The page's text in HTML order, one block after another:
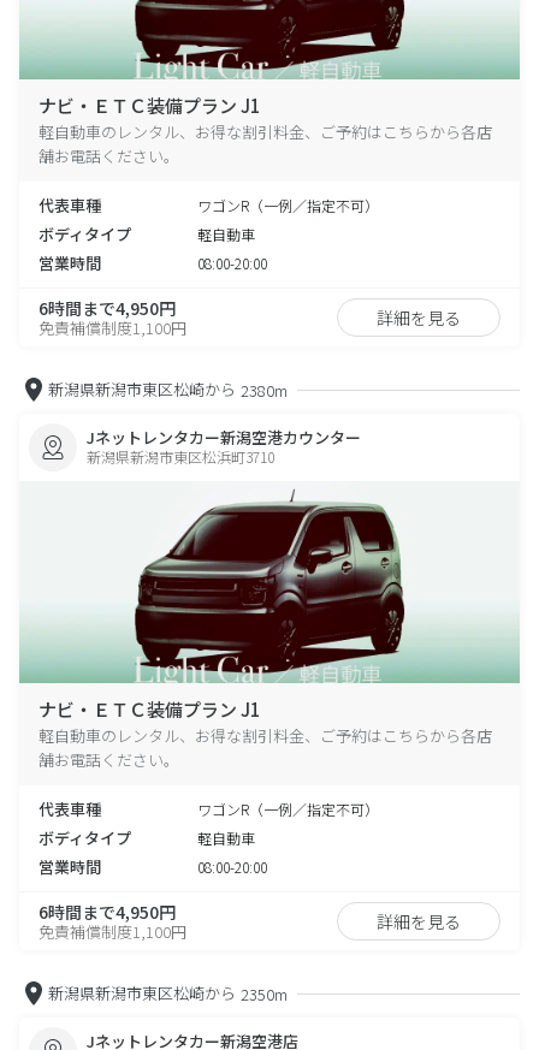
ナビ・ＥＴＣ装備プラン J1
軽自動車のレンタル、お得な割引料金、ご予約はこちらから各店
舗お電話ください。
代表車種 ワゴンR（一例／指定不可）
ボディタイプ 軽自動車
営業時間 08:00-20:00
6時間まで4,950円
免責補償制度1,100円 詳細を見る
新潟県新潟市東区松崎から 2380m
Jネットレンタカー新潟空港カウンター
新潟県新潟市東区松浜町3710
ナビ・ＥＴＣ装備プラン J1
軽自動車のレンタル、お得な割引料金、ご予約はこちらから各店
舗お電話ください。
代表車種 ワゴンR（一例／指定不可）
ボディタイプ 軽自動車
営業時間 08:00-20:00
6時間まで4,950円
免責補償制度1,100円 詳細を見る
新潟県新潟市東区松崎から 2350m
Jネットレンタカー新潟空港店